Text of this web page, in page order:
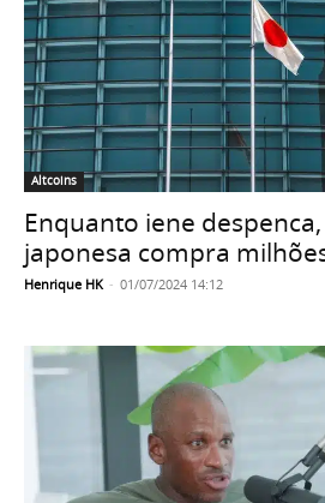
Altcoins
Enquanto iene
japonesa compra
Henrique HK - 01/07/2024 14:12